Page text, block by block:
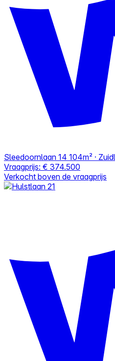
Sleedoornlaan 14 104m² ·
Vraagprijs: € 374.500
Verkocht boven de vraagprijs